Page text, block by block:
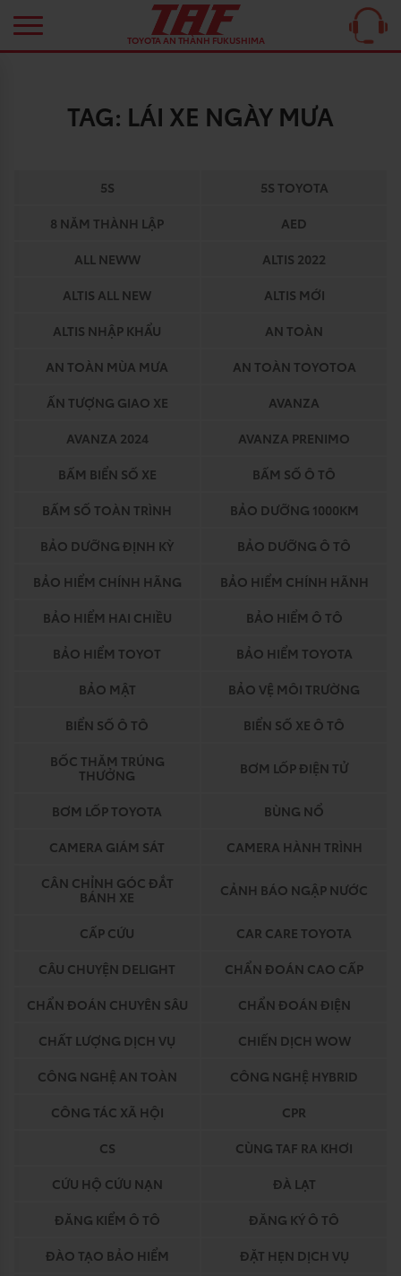
TOYOTA AN THÀNH FUKUSHIMA
TAG: LÁI XE NGÀY MƯA
5S
5S TOYOTA
8 NĂM THÀNH LẬP
AED
ALL NEWW
ALTIS 2022
ALTIS ALL NEW
ALTIS MỚI
ALTIS NHẬP KHẨU
AN TOÀN
AN TOÀN MÙA MƯA
AN TOÀN TOYOTOA
ẤN TƯỢNG GIAO XE
AVANZA
AVANZA 2024
AVANZA PRENIMO
BẤM BIỂN SỐ XE
BẤM SỐ Ô TÔ
BẤM SỐ TOÀN TRÌNH
BẢO DƯỠNG 1000KM
BẢO DƯỠNG ĐỊNH KỲ
BẢO DƯỠNG Ô TÔ
BẢO HIỂM CHÍNH HÃNG
BẢO HIỂM CHÍNH HÃNH
BẢO HIỂM HAI CHIỀU
BẢO HIỂM Ô TÔ
BẢO HIỂM TOYOT
BẢO HIỂM TOYOTA
BẢO MẬT
BẢO VỆ MÔI TRƯỜNG
BIỂN SỐ Ô TÔ
BIỂN SỐ XE Ô TÔ
BỐC THĂM TRÚNG
THƯỞNG
BƠM LỐP ĐIỆN TỬ
BƠM LỐP TOYOTA
BÙNG NỔ
CAMERA GIÁM SÁT
CAMERA HÀNH TRÌNH
CÂN CHỈNH GÓC ĐẮT
BÁNH XE
CẢNH BÁO NGẬP NƯỚC
CẤP CỨU
CAR CARE TOYOTA
CÂU CHUYỆN DELIGHT
CHẨN ĐOÁN CAO CẤP
CHẨN ĐOÁN CHUYÊN SÂU
CHẨN ĐOÁN ĐIỆN
CHẤT LƯỢNG DỊCH VỤ
CHIẾN DỊCH WOW
CÔNG NGHỆ AN TOÀN
CÔNG NGHỆ HYBRID
CÔNG TÁC XÃ HỘI
CPR
CS
CÙNG TAF RA KHƠI
CỨU HỘ CỨU NẠN
ĐÀ LẠT
ĐĂNG KIỂM Ô TÔ
ĐĂNG KÝ Ô TÔ
ĐÀO TẠO BẢO HIỂM
ĐẶT HẸN DỊCH VỤ